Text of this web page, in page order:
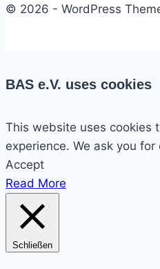
© 2026 - WordPress
BAS e.V. uses cookies
This website uses cookies
experience. We ask you for
Accept
Read More
Schließen